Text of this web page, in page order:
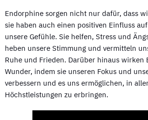
Endorphine sorgen nicht nur dafür, dass
sie haben auch einen positiven Einfluss
unsere Gefühle. Sie helfen, Stress und
heben unsere Stimmung und vermitteln
Ruhe und Frieden. Darüber hinaus wirken
Wunder, indem sie unseren Fokus und
verbessern und es uns ermöglichen, in
Höchstleistungen zu erbringen.